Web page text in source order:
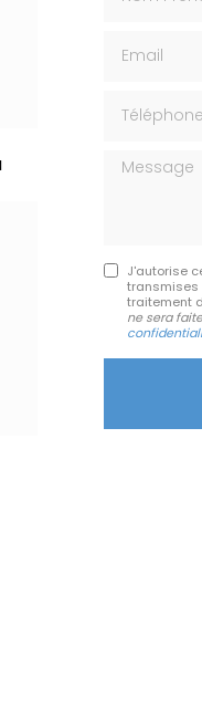
Message
J'autorise
transmises
traitement
ne sera